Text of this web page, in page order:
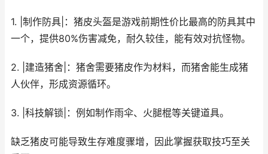
1. |制作防具|：猪皮头盔是游戏前期性价比最高的防具其中
一个，提供80%伤害减免，耐久较佳，能有效对抗怪物。
2. |建造猪舍|：猪舍需要猪皮作为材料，而猪舍能生成猪
人伙伴，形成资源循环。
3. |科技解锁|：例如制作雨伞、火腿棍等关键道具。
缺乏猪皮可能导致生存难度骤增，因此掌握获取技巧至关